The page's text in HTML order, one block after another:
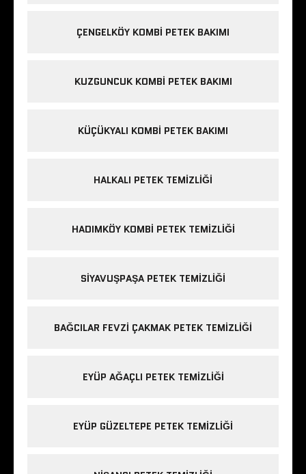
ÇENGELKÖY KOMBI PETEK BAKIMI
KUZGUNCUK KOMBI PETEK BAKIMI
KÜÇÜKYALI KOMBI PETEK BAKIMI
HALKALI PETEK TEMIZLIĞI
HADIMKÖY KOMBI PETEK TEMIZLIĞI
SIYAVUŞPAŞA PETEK TEMIZLIĞI
BAĞCILAR FEVZI ÇAKMAK PETEK TEMIZLIĞI
EYÜP AĞAÇLI PETEK TEMIZLIĞI
EYÜP GÜZELTEPE PETEK TEMIZLIĞI